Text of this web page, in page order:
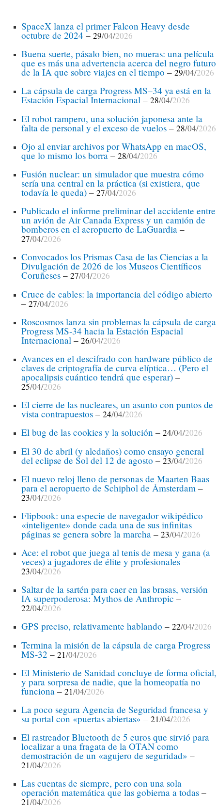
SpaceX lanza el primer Falcon Heavy desde
octubre de 2024 – 29/04/2026
Buena suerte, pásalo bien, no mueras: una película
que es más una advertencia acerca del negro futuro
de la IA que sobre viajes en el tiempo – 29/04/2026
La cápsula de carga Progress MS–34 ya está en la
Estación Espacial Internacional – 28/04/2026
El robot rampero, una solución japonesa ante la
falta de personal y el exceso de vuelos – 28/04/2026
Ojo al enviar archivos por WhatsApp en macOS,
que lo mismo los borra– 28/04/2026
Fusión nuclear: un simulador que muestra cómo
sería una central en la práctica (si existiera, que
todavía le queda) – 27/04/2026
Publicado el informe preliminar del accidente entre
un avión de Air Canada Express y un camión de
bomberos en el aeropuerto de LaGuardia –
27/04/2026
Convocados los Prismas Casa de las Ciencias a la
Divulgación de 2026 de los Museos Científicos
Coruñeses – 27/04/2026
Cruce de cables: la importancia del código abierto
– 27/04/2026
Roscosmos lanza sin problemas la cápsula de carga
Progress MS-34 hacia la Estación Espacial
Internacional – 26/04/2026
Avances en el descifrado con hardware público de
claves de criptografía de curva elíptica… (Pero el
apocalipsis cuántico tendrá que esperar) –
25/04/2026
El cierre de las nucleares, un asunto con puntos de
vista contrapuestos – 24/04/2026
El bug de las cookies y la solución – 24/04/2026
El 30 de abril (y aledaños) como ensayo general
del eclipse de Sol del 12 de agosto – 23/04/2026
El nuevo reloj lleno de personas de Maarten Baas
para el aeropuerto de Schiphol de Ámsterdam –
23/04/2026
Flipbook: una especie de navegador wikipédico
«inteligente» donde cada una de sus infinitas
páginas se genera sobre la marcha – 23/04/2026
Ace: el robot que juega al tenis de mesa y gana (a
veces) a jugadores de élite y profesionales–
23/04/2026
Saltar de la sartén para caer en las brasas, versión
IA superpoderosa: Mythos de Anthropic –
22/04/2026
GPS preciso, relativamente hablando – 22/04/2026
Termina la misión de la cápsula de carga Progress
MS-32 – 21/04/2026
El Ministerio de Sanidad concluye de forma oficial,
y para sorpresa de nadie, que la homeopatía no
funciona – 21/04/2026
La poco segura Agencia de Seguridad francesa y
su portal con «puertas abiertas»– 21/04/2026
El rastreador Bluetooth de 5 euros que sirvió para
localizar a una fragata de la OTAN como
demostración de un «agujero de seguridad» –
21/04/2026
Las cuentas de siempre, pero con una sola
operación matemática que las gobierna a todas –
21/04/2026